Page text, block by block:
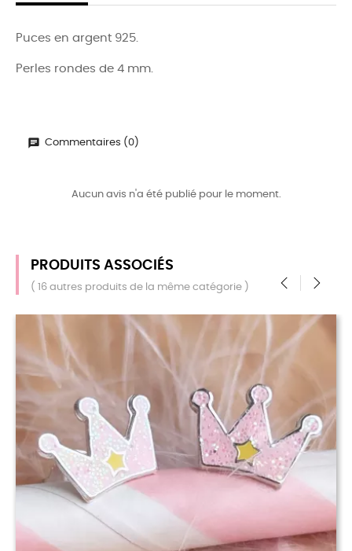
Puces en argent 925.
Perles rondes de 4 mm.
Commentaires (0)
Aucun avis n'a été publié pour le moment.
PRODUITS ASSOCIÉS
( 16 autres produits de la même catégorie )
RUPTURE
‹ ›